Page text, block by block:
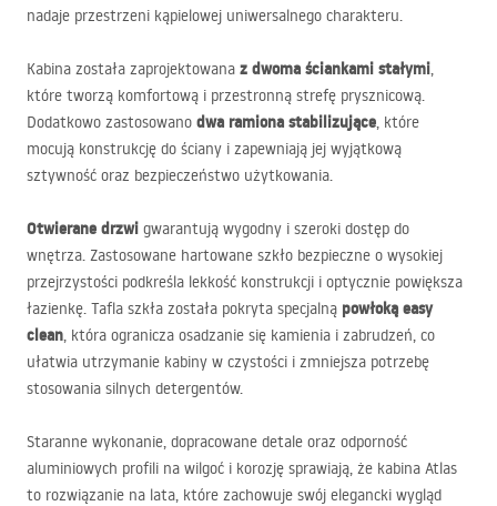
nadaje przestrzeni kąpielowej uniwersalnego charakteru.
Kabina została zaprojektowana z dwoma ściankami stałymi,
które tworzą komfortową i przestronną strefę prysznicową.
Dodatkowo zastosowano dwa ramiona stabilizujące, które
mocują konstrukcję do ściany i zapewniają jej wyjątkową
sztywność oraz bezpieczeństwo użytkowania.
Otwierane drzwi gwarantują wygodny i szeroki dostęp do
wnętrza. Zastosowane hartowane szkło bezpieczne o wysokiej
przejrzystości podkreśla lekkość konstrukcji i optycznie powiększa
łazienkę. Tafla szkła została pokryta specjalną powłoką easy
clean, która ogranicza osadzanie się kamienia i zabrudzeń, co
ułatwia utrzymanie kabiny w czystości i zmniejsza potrzebę
stosowania silnych detergentów.
Staranne wykonanie, dopracowane detale oraz odporność
aluminiowych profili na wilgoć i korozję sprawiają, że kabina Atlas
to rozwiązanie na lata, które zachowuje swój elegancki wygląd